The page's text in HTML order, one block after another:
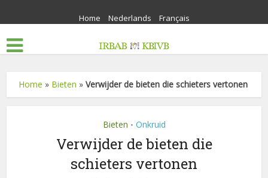
Home Nederlands Français
Home » Bieten »Verwijder de bieten die schieters vertonen
Bieten • Onkruid
Verwijder de bieten die
schieters vertonen